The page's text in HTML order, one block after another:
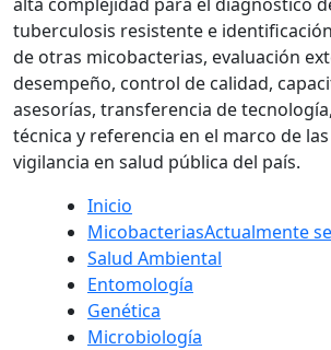
tuberculosis resistente e
de otras micobacterias, evaluación
desempeño, control de calidad,
asesorías, transferencia de
técnica y referencia en el marco de
vigilancia en salud pública del país.
Inicio
MicobacteriasActualmente
Salud Ambiental
Entomología
Genética
Microbiología